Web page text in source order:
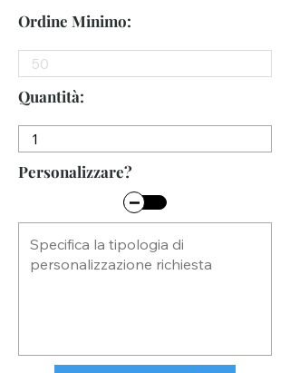
Ordine Minimo:
Quantità:
Personalizzare?